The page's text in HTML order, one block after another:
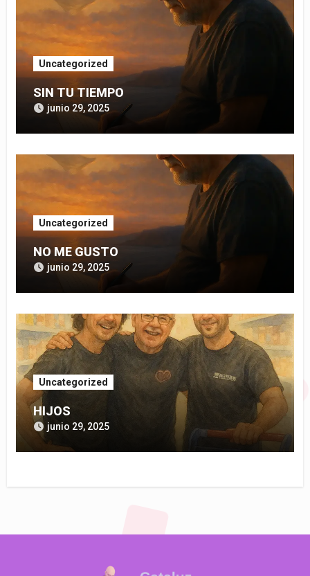
Uncategorized
SIN TU TIEMPO
junio 29, 2025
Uncategorized
NO ME GUSTO
junio 29, 2025
Uncategorized
HIJOS
junio 29, 2025